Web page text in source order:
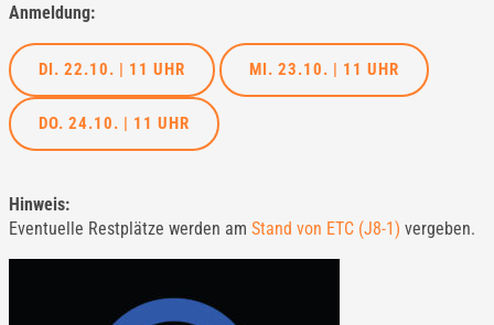
Anmeldung:
DI. 22.10. | 11 UHR MI. 23.10. | 11 UHR
DO. 24.10. | 11 UHR
Hinweis:
Eventuelle Restplätze werden am Stand von ETC (J8-1) vergeben.